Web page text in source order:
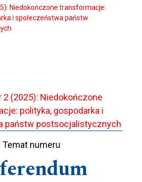
Niedokończone transformacje:
i społeczeństwa państw
2 (2025): Niedokończone
polityka, gospodarka i
państw postsocjalistycznych
Temat numeru